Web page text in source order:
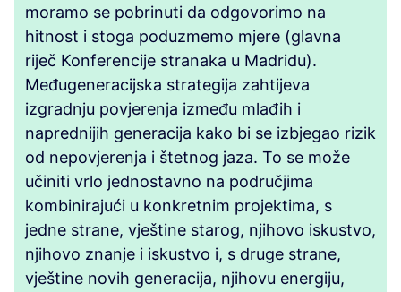
moramo se pobrinuti da odgovorimo na
hitnost i stoga poduzmemo mjere (glavna
riječ Konferencije stranaka u Madridu).
Međugeneracijska strategija zahtijeva
izgradnju povjerenja između mlađih i
naprednijih generacija kako bi se izbjegao rizik
od nepovjerenja i štetnog jaza. To se može
učiniti vrlo jednostavno na područjima
kombinirajući u konkretnim projektima, s
jedne strane, vještine starog, njihovo iskustvo,
njihovo znanje i iskustvo i, s druge strane,
vještine novih generacija, njihovu energiju,